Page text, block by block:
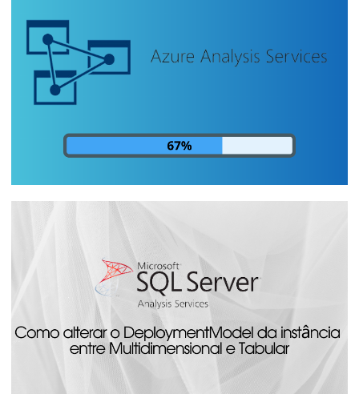
relatórios de bilhões de linhas com
milhares de pessoas e baixo custo
25 de abril de 2025 5 min de leitura
Analysis Services - Como monitorar o
andamento/progresso do
processamento dos cubos pelo SQL
Server
14 de agosto de 2023 24 min de leitura